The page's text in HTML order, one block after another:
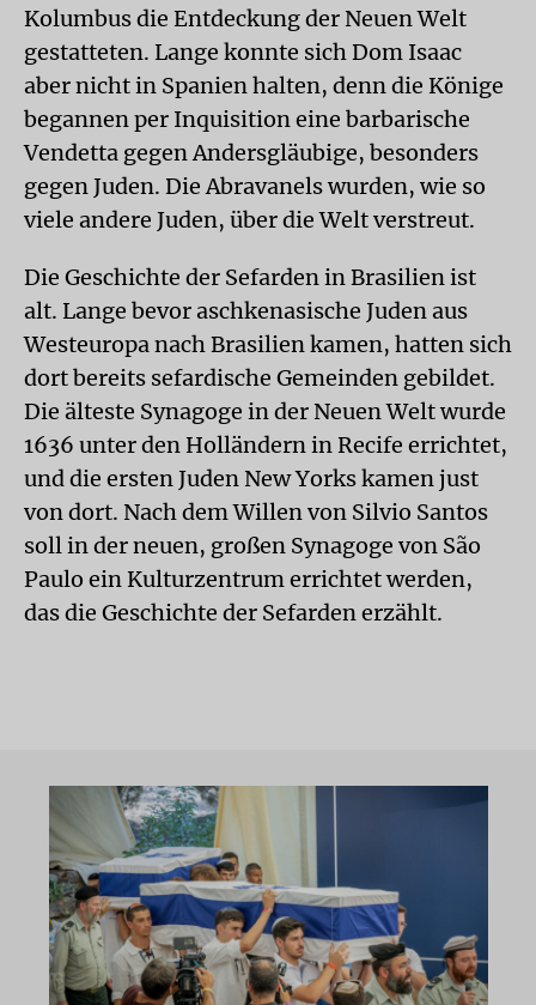
Kolumbus die Entdeckung der Neuen Welt
gestatteten. Lange konnte sich Dom Isaac
aber nicht in Spanien halten, denn die Könige
begannen per Inquisition eine barbarische
Vendetta gegen Andersgläubige, besonders
gegen Juden. Die Abravanels wurden, wie so
viele andere Juden, über die Welt verstreut.
Die Geschichte der Sefarden in Brasilien ist
alt. Lange bevor aschkenasische Juden aus
Westeuropa nach Brasilien kamen, hatten sich
dort bereits sefardische Gemeinden gebildet.
Die älteste Synagoge in der Neuen Welt wurde
1636 unter den Holländern in Recife errichtet,
und die ersten Juden New Yorks kamen just
von dort. Nach dem Willen von Silvio Santos
soll in der neuen, großen Synagoge von São
Paulo ein Kulturzentrum errichtet werden,
das die Geschichte der Sefarden erzählt.